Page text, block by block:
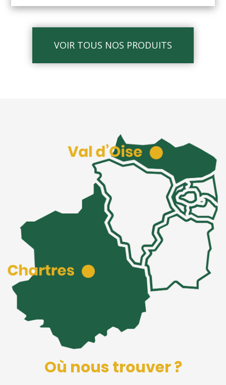
VOIR TOUS NOS PRODUITS
Où nous trouver ?